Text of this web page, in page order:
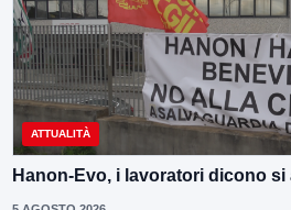
ATTUALITÀ
Hanon-Evo, i lavoratori dicono